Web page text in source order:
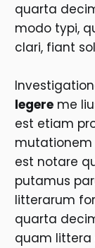
quarta
modo typi,
clari, fiant
legereme
est etiam
mutationem
est notare
putamus
litterarum
quarta
quam littera